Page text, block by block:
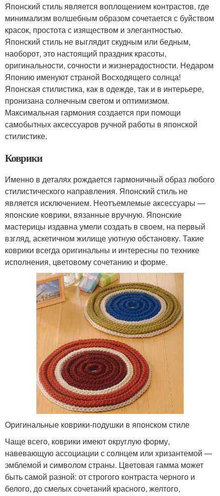
Японский стиль является воплощением контрастов, где
минимализм волшебным образом сочетается с буйством
красок, простота с изяществом и элегантностью.
Японский стиль не выглядит скудным или бедным,
наоборот, это настоящий праздник красоты,
оригинальности, сочности и жизнерадостности. Недаром
Японию именуют страной Восходящего солнца!
Японская стилистика, как в одежде, так и в интерьере,
пронизана солнечным светом и оптимизмом.
Максимальная гармония создается при помощи
самобытных аксессуаров ручной работы в японской
стилистике.
Коврики
Именно в деталях рождается гармоничный образ любого
стилистического направления. Японский стиль не
является исключением. Неотъемлемые аксессуары —
японские коврики, вязанные вручную. Японские
мастерицы издавна умели создать в своем, на первый
взгляд, аскетичном жилище уютную обстановку. Такие
коврики всегда оригинальны и интересны по технике
исполнения, цветовому сочетанию и форме.
Оригинальные коврики-подушки в японском стиле
Чаще всего, коврики имеют округлую форму,
навевающую ассоциации с солнцем или хризантемой —
эмблемой и символом страны. Цветовая гамма может
быть самой разной: от строгого контраста черного и
белого, до смелых сочетаний красного, желтого,